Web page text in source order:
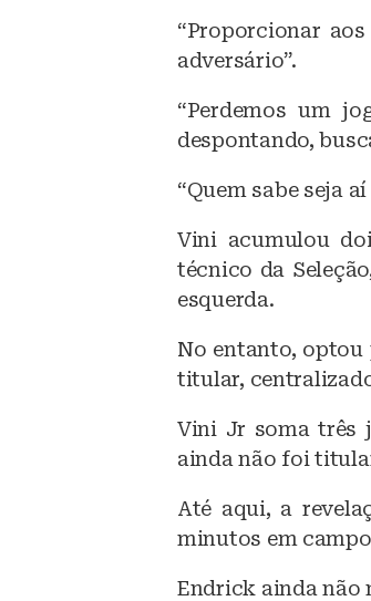
“Proporcionar
adversário”.
“Perdemos um
despontando,
“Quem sabe seja
Vini acumulou
técnico da
esquerda.
No entanto, optou
titular,
Vini Jr soma três
ainda não foi
Até aqui, a
minutos em
Endrick ainda não